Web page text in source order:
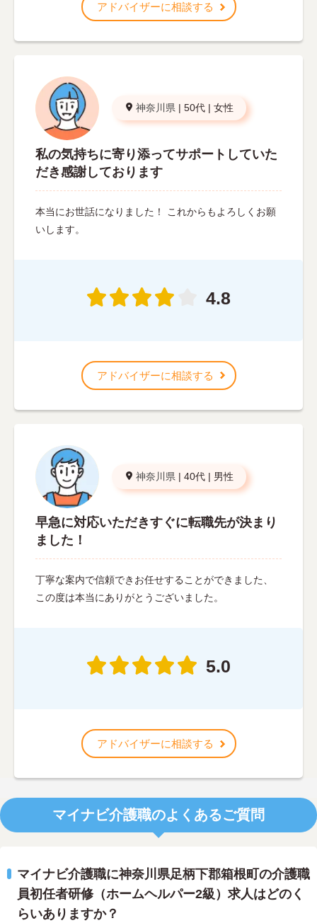
アドバイザーに相談する
神奈川県 | 50代 | 女性
私の気持ちに寄り添ってサポートしていた
だき感謝しております
本当にお世話になりました！ これからもよろしくお願
いします。
4.8
アドバイザーに相談する
神奈川県 | 40代 | 男性
早急に対応いただきすぐに転職先が決まり
ました！
丁寧な案内で信頼できお任せすることができました、
この度は本当にありがとうございました。
5.0
アドバイザーに相談する
マイナビ介護職のよくあるご質問
マイナビ介護職に神奈川県足柄下郡箱根町の介護職
員初任者研修（ホームヘルパー2級）求人はどのく
らいありますか？